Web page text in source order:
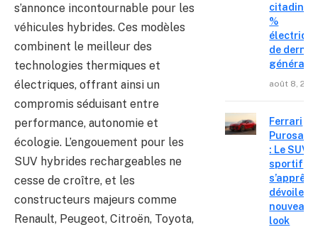
s’annonce incontournable pour les
véhicules hybrides. Ces modèles
combinent le meilleur des
technologies thermiques et
électriques, offrant ainsi un
compromis séduisant entre
performance, autonomie et
écologie. L’engouement pour les
SUV hybrides rechargeables ne
cesse de croître, et les
constructeurs majeurs comme
Renault, Peugeot, Citroën, Toyota,
citadine
%
de
août 8,
Ferrari
: Le SUV
sportif
s’apprête
dévoiler
nouveau
look